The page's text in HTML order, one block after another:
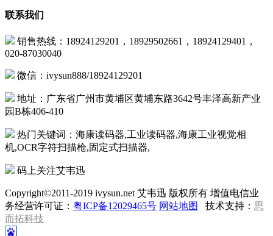
联系我们
销售热线：18924129201，18929502661，18924129401，
020-87030040
微信：ivysun888/18924129201
地址：广东省广州市黄埔区黄埔东路3642号丰泽高新产业
园B栋406-410
热门关键词：海康读码器,工业读码器,海康工业视觉相
机,OCR字符扫描枪,固定式扫描器,
码上关注艾韦迅
Copyright©2011-2019 ivysun.net 艾韦迅 版权所有 增值电信业
务经营许可证： 粤ICP备12029465号 网站地图 技术支持： 思
而拓科技